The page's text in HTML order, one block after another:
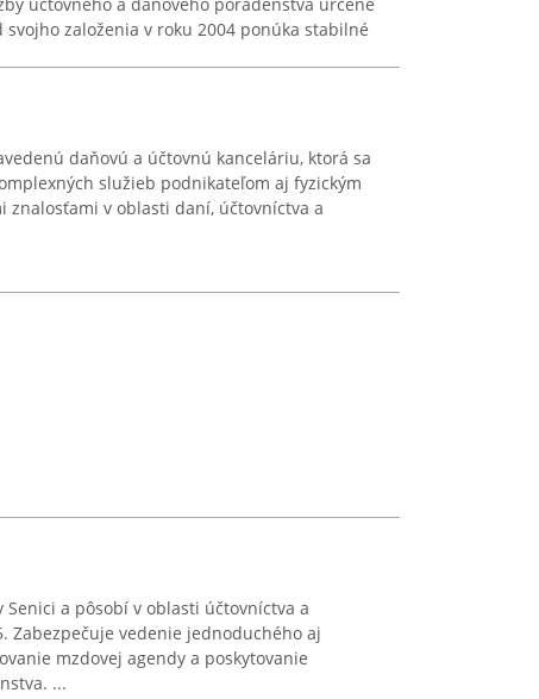
založenia v roku 2004 ponúka stabilné
daňovú a účtovnú kanceláriu, ktorá sa
služieb podnikateľom aj fyzickým
znalosťami v oblasti daní, účtovníctva a
Senici a pôsobí v oblasti účtovníctva a
Zabezpečuje vedenie jednoduchého aj
mzdovej agendy a poskytovanie
...